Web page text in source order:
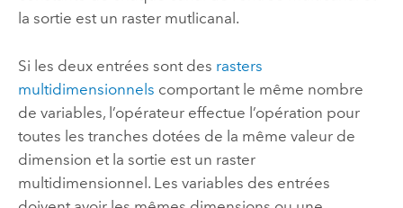
la sortie est un raster mutlicanal.
Si les deux entrées sont des rasters
multidimensionnels comportant le même nombre
de variables, l’opérateur effectue l’opération pour
toutes les tranches dotées de la même valeur de
dimension et la sortie est un raster
multidimensionnel. Les variables des entrées